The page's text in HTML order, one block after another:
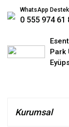
WhatsApp Destek
0 555 974 61
Park
Kurumsal